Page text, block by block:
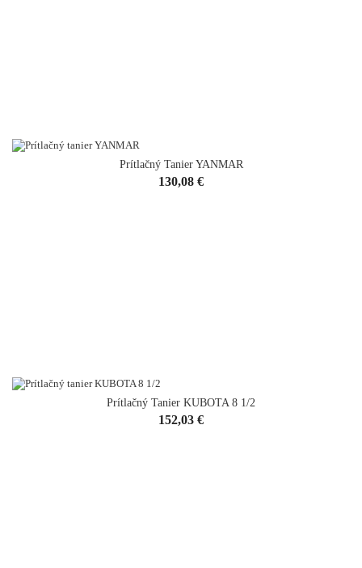
Prítlačný Tanier YANMAR
Cena
130,08 €
Prítlačný Tanier KUBOTA 8 1/2
Cena
152,03 €